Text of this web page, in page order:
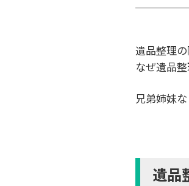
遺品整理の
なぜ遺品
兄弟姉妹
遺品